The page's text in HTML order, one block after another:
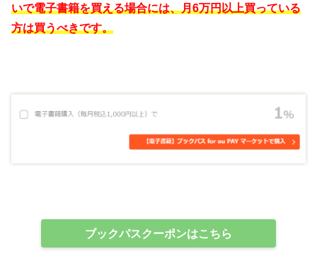
いで電子書籍を買える場合には、月6万円以上買っている
方は買うべきです。
ブックパスクーポンはこちら